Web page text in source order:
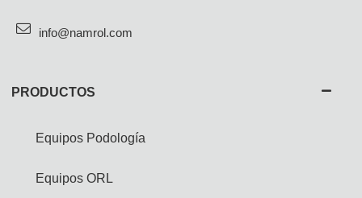
info@namrol.com
PRODUCTOS
Equipos Podología
Equipos ORL